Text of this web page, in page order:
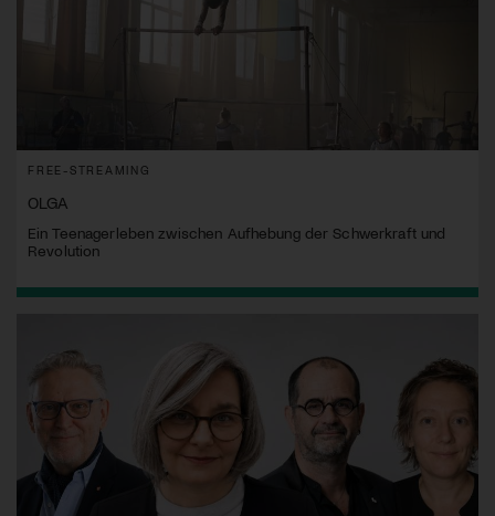
FREE-STREAMING
OLGA
Ein Teenagerleben zwischen Aufhebung der Schwerkraft und
Revolution